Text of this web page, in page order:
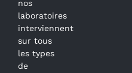
nos
laboratoires
interviennent
sur tous
les types
de